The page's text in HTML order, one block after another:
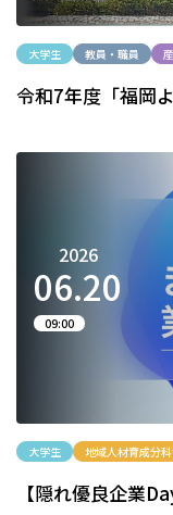
大学生 教員・職員
令和7年度「福岡
2026
06.20
09:00
大学生 地域人材育成分
【隠れ優良企業